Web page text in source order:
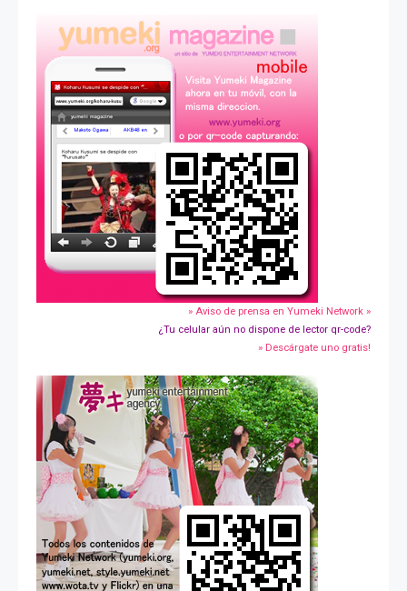
» Aviso de prensa en Yumeki Network »
¿Tu celular aún no dispone de lector qr-code?
» Descárgate uno gratis!